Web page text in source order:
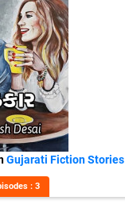
Gujarati Fiction Stories
: 3